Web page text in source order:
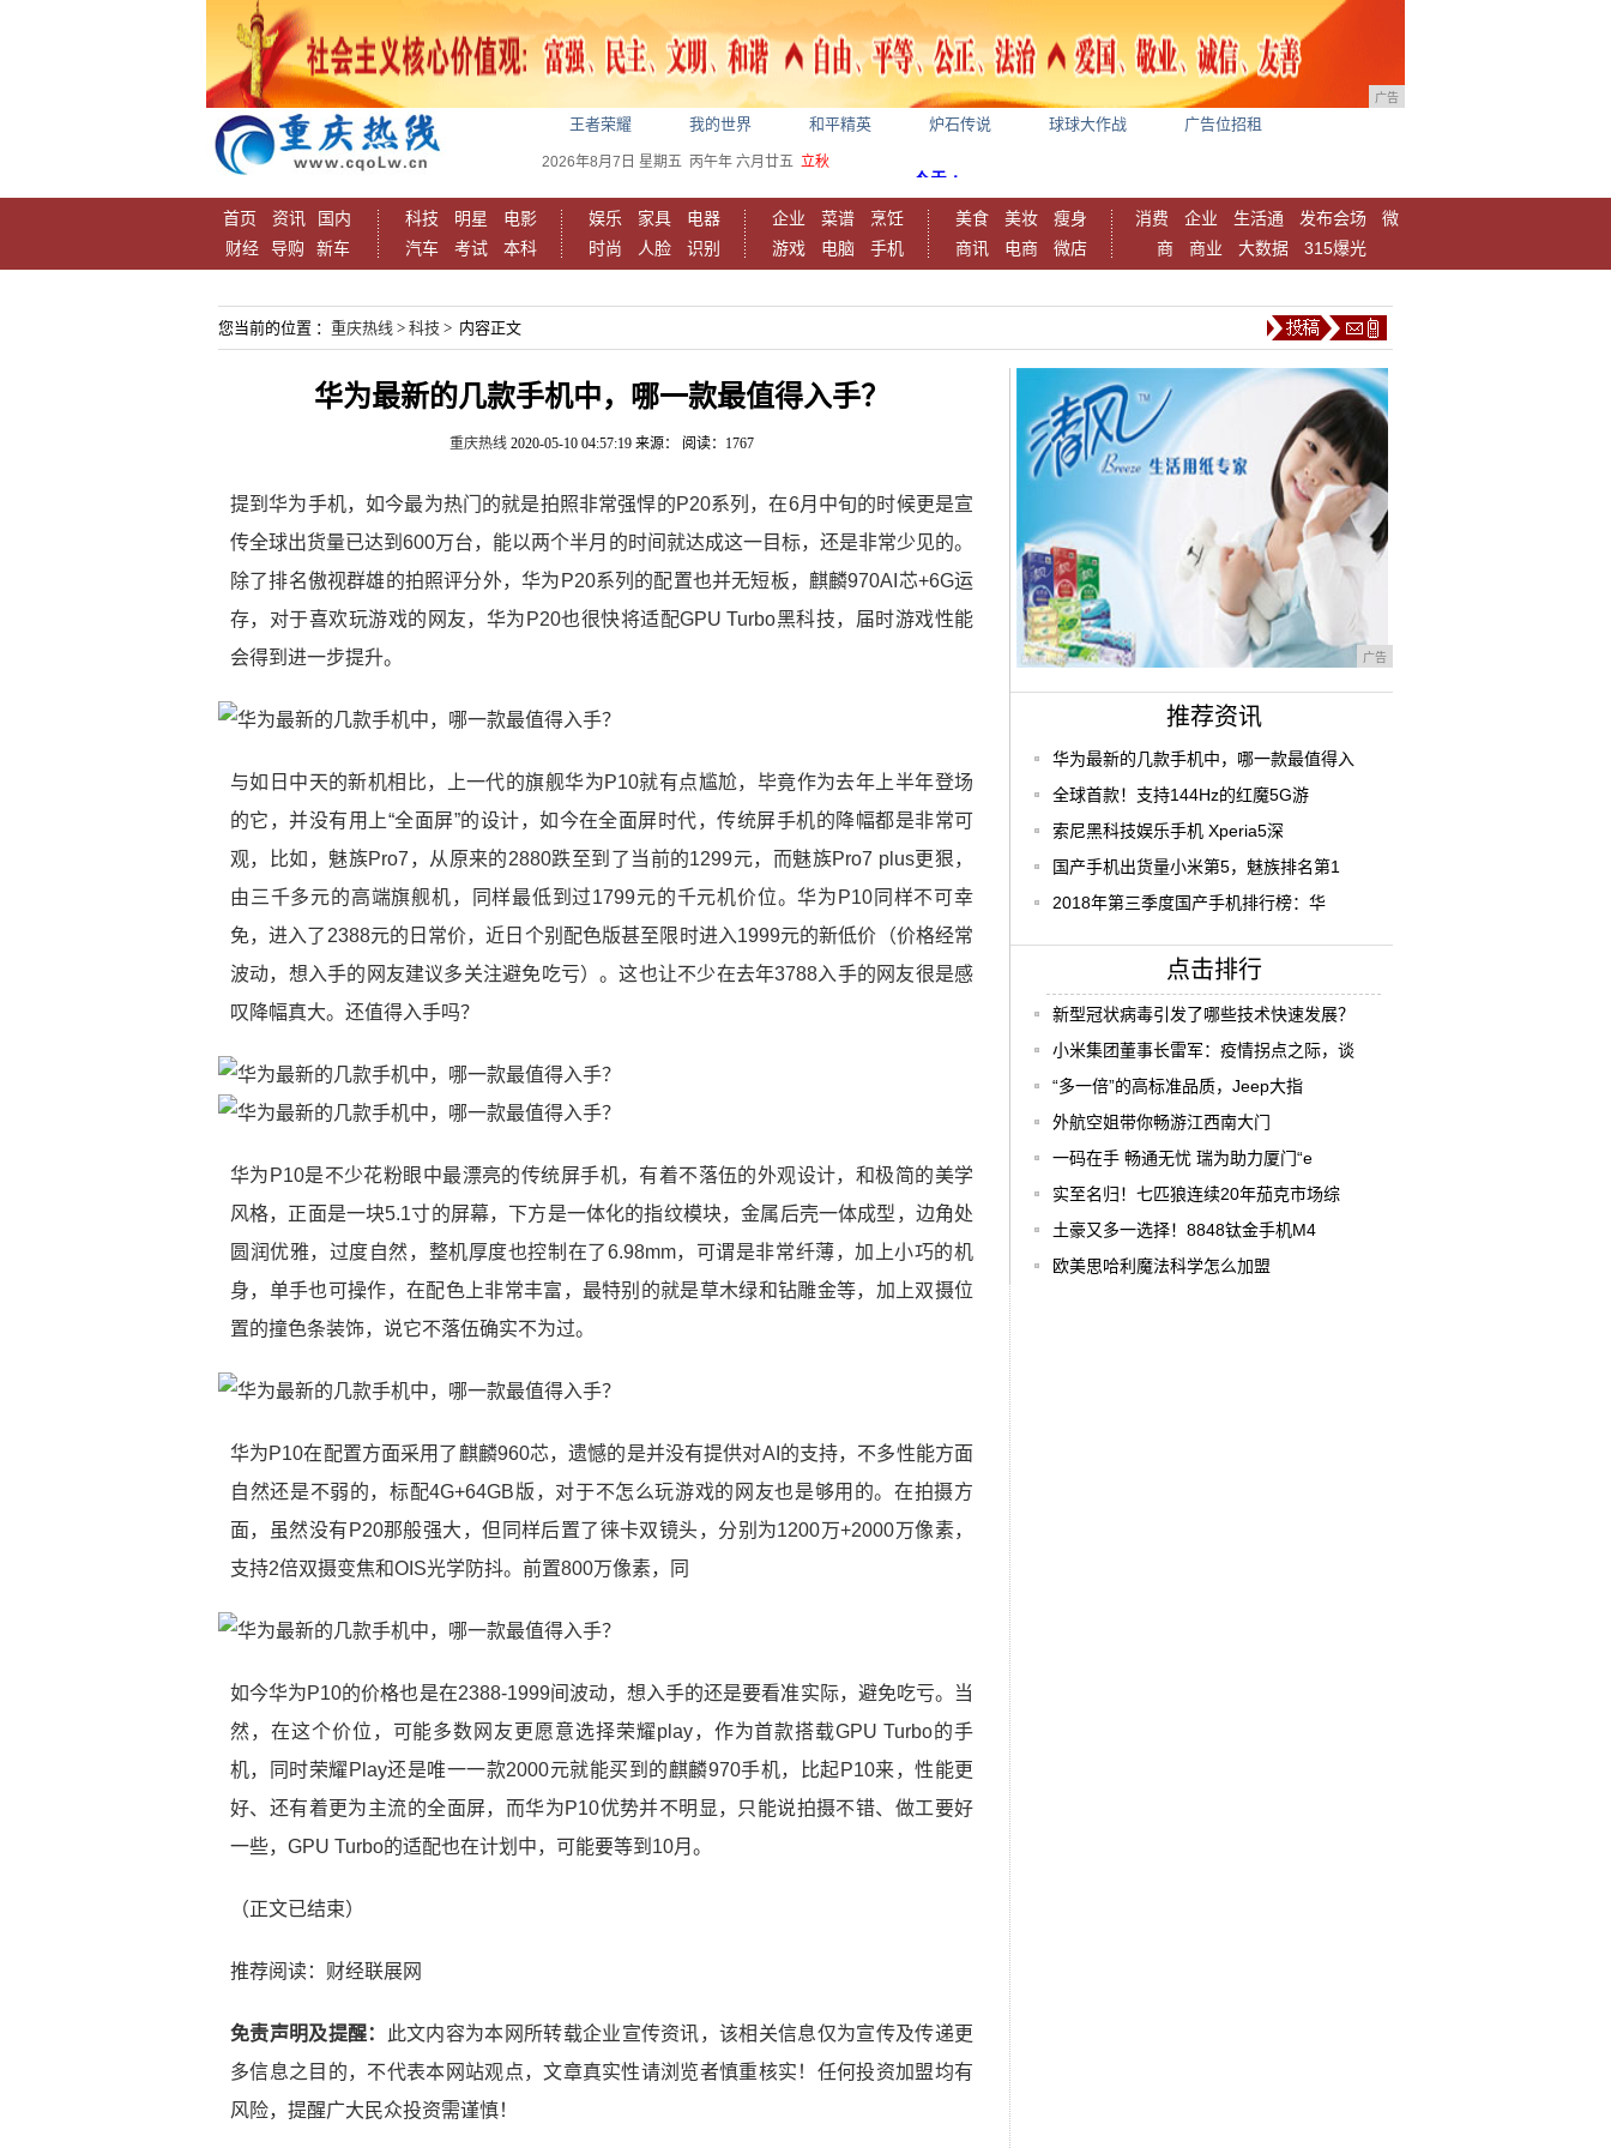
广告
王者荣耀 我的世界 和平精英 炉石传说 球球大作战 广告位招租
2026年8月7日 星期五 丙午年 六月廿五 立秋
首页 资讯
国内
财经
导购 新车
科技 明星
电影
汽车
考试 本科
娱乐 家具
电器
时尚
人脸 识别
企业 菜谱
烹饪
游戏
电脑 手机
美食 美妆
瘦身
商讯
电商 微店
消费 企业 生活通 发布会场
微
商
商业 大数据 315爆光
您当前的位置 ： 重庆热线 > 科技 > 内容正文
华为最新的几款手机中，哪一款最值得入手？
重庆热线 2020-05-10 04:57:19 来源： 阅读：1767
提到华为手机，如今最为热门的就是拍照非常强悍的P20系列，在6月中旬的时候更是宣
传全球出货量已达到600万台，能以两个半月的时间就达成这一目标，还是非常少见的。
除了排名傲视群雄的拍照评分外，华为P20系列的配置也并无短板，麒麟970AI芯+6G运
存，对于喜欢玩游戏的网友，华为P20也很快将适配GPU Turbo黑科技，届时游戏性能
会得到进一步提升。
与如日中天的新机相比，上一代的旗舰华为P10就有点尴尬，毕竟作为去年上半年登场
的它，并没有用上“全面屏”的设计，如今在全面屏时代，传统屏手机的降幅都是非常可
观，比如，魅族Pro7，从原来的2880跌至到了当前的1299元，而魅族Pro7 plus更狠，
由三千多元的高端旗舰机，同样最低到过1799元的千元机价位。华为P10同样不可幸
免，进入了2388元的日常价，近日个别配色版甚至限时进入1999元的新低价（价格经常
波动，想入手的网友建议多关注避免吃亏）。这也让不少在去年3788入手的网友很是感
叹降幅真大。还值得入手吗？
华为P10是不少花粉眼中最漂亮的传统屏手机，有着不落伍的外观设计，和极简的美学
风格，正面是一块5.1寸的屏幕，下方是一体化的指纹模块，金属后壳一体成型，边角处
圆润优雅，过度自然，整机厚度也控制在了6.98mm，可谓是非常纤薄，加上小巧的机
身，单手也可操作，在配色上非常丰富，最特别的就是草木绿和钻雕金等，加上双摄位
置的撞色条装饰，说它不落伍确实不为过。
华为P10在配置方面采用了麒麟960芯，遗憾的是并没有提供对AI的支持，不多性能方面
自然还是不弱的，标配4G+64GB版，对于不怎么玩游戏的网友也是够用的。在拍摄方
面，虽然没有P20那般强大，但同样后置了徕卡双镜头，分别为1200万+2000万像素，
支持2倍双摄变焦和OIS光学防抖。前置800万像素，同
如今华为P10的价格也是在2388-1999间波动，想入手的还是要看准实际，避免吃亏。当
然，在这个价位，可能多数网友更愿意选择荣耀play，作为首款搭载GPU Turbo的手
机，同时荣耀Play还是唯一一款2000元就能买到的麒麟970手机，比起P10来，性能更
好、还有着更为主流的全面屏，而华为P10优势并不明显，只能说拍摄不错、做工要好
一些，GPU Turbo的适配也在计划中，可能要等到10月。
（正文已结束）
推荐阅读： 财经联展网
免责声明及提醒：
此文内容为本网所转载企业宣传资讯，该相关信息仅为宣传及传递更
多信息之目的，不代表本网站观点，文章真实性请浏览者慎重核实！任何投资加盟均有
风险，提醒广大民众投资需谨慎！
广告
推荐资讯
华为最新的几款手机中，哪一款最值得入
全球首款！支持144Hz的红魔5G游
索尼黑科技娱乐手机 Xperia5深
国产手机出货量小米第5，魅族排名第1
2018年第三季度国产手机排行榜：华
点击排行
新型冠状病毒引发了哪些技术快速发展？
小米集团董事长雷军：疫情拐点之际，谈
“多一倍”的高标准品质，Jeep大指
外航空姐带你畅游江西南大门
一码在手 畅通无忧 瑞为助力厦门“e
实至名归！七匹狼连续20年茄克市场综
土豪又多一选择！8848钛金手机M4
欧美思哈利魔法科学怎么加盟